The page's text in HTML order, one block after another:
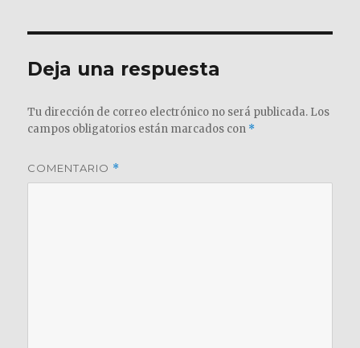
Deja una respuesta
Tu dirección de correo electrónico no será publicada. Los
campos obligatorios están marcados con *
COMENTARIO *